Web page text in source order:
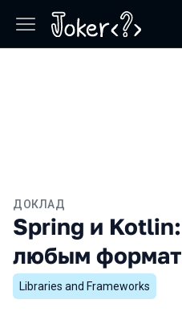
ДОКЛАД
Spring и
любым
Libraries and Frameworks